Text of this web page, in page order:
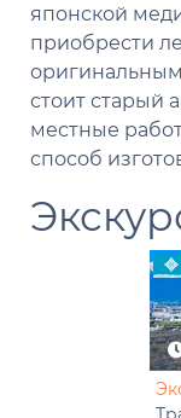
японской
приобрести
стоит старый
местные
способ